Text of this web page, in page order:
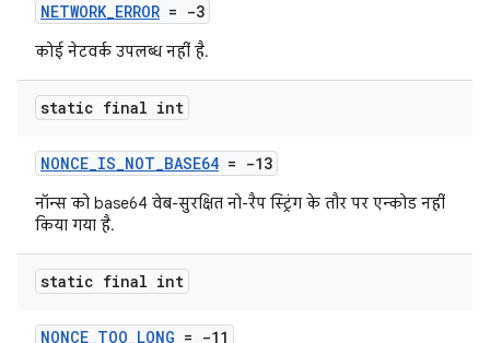
NETWORK_ERROR = -3
कोई नेटवर्क उपलब्ध नहीं है.
static final int
NONCE_IS_NOT_BASE64 = -13
नॉन्स को base64 वेब-सुरक्षित नो-रैप स्ट्रिंग के तौर पर एन्कोड नहीं
किया गया है.
static final int
NONCE_TOO_LONG = -11